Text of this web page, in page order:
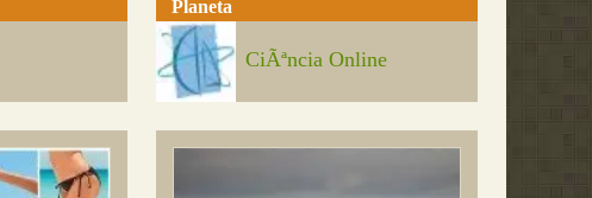
Planeta
CiÃªncia Online